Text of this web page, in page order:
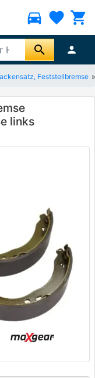
directions_car favorite shopping_cart
search person
Feststellbremse
links